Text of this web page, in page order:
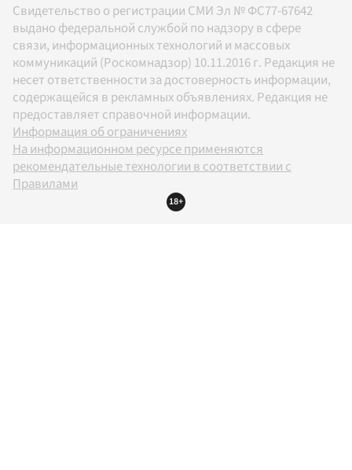
Свидетельство о регистрации СМИ Эл № ФС77-67642
выдано федеральной службой по надзору в сфере
связи, информационных технологий и массовых
коммуникаций (Роскомнадзор) 10.11.2016 г. Редакция не
несет ответственности за достоверность информации,
содержащейся в рекламных объявлениях. Редакция не
предоставляет справочной информации.
Информация об ограничениях
На информационном ресурсе применяются
рекомендательные технологии в соответствии с
Правилами
18+